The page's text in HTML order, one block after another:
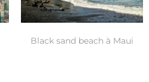
Black sand beach à Maui